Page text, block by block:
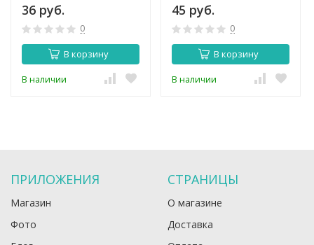
36 руб.
0
В корзину
В наличии
45 руб.
0
В корзину
В наличии
ПРИЛОЖЕНИЯ
Магазин
Фото
СТРАНИЦЫ
О магазине
Доставка